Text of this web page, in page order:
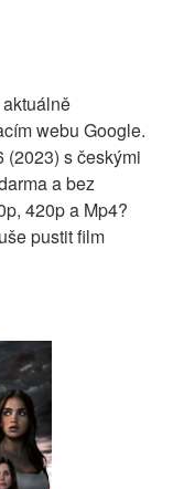
webu Google.
(2023) s českými
a bez
420p a Mp4?
pustit film